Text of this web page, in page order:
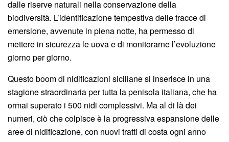
dalle riserve naturali nella conservazione della
biodiversità. L’identificazione tempestiva delle tracce di
emersione, avvenute in piena notte, ha permesso di
mettere in sicurezza le uova e di monitorarne l’evoluzione
giorno per giorno.
Questo boom di nidificazioni siciliane si inserisce in una
stagione straordinaria per tutta la penisola italiana, che ha
ormai superato i 500 nidi complessivi. Ma al di là dei
numeri, ciò che colpisce è la progressiva espansione delle
aree di nidificazione, con nuovi tratti di costa ogni anno